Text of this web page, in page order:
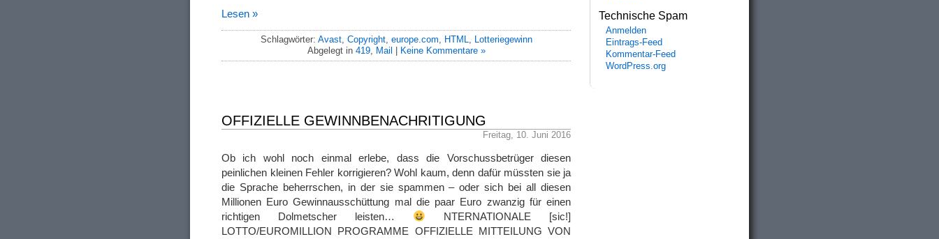
Lesen »
Schlagwörter: Avast, Copyright, europe.com HTML
Lotteriegewinn
Abgelegt in 419, Mail Keine Kommentare »
OFFIZIELLE GEWINNBENACHRITIGUNG
Freitag, 10. Juni 2016
Ob ich wohl noch einmal erlebe, dass die Vorschussbetrüger diesen
peinlichen kleinen Fehler korrigieren? Wohl kaum, denn dafür müssten sie ja
die Sprache beherrschen, in der sie spammen – oder sich bei all diesen
Millionen Euro Gewinnausschüttung mal die paar Euro zwanzig für einen
richtigen Dolmetscher leisten…
NTERNATIONALE [sic!]
LOTTO/EUROMILLION PROGRAMME OFFIZIELLE MITTEILUNG VON
Technische Spam
Anmelden
Eintrags-Feed
Kommentar-Feed
WordPress.org